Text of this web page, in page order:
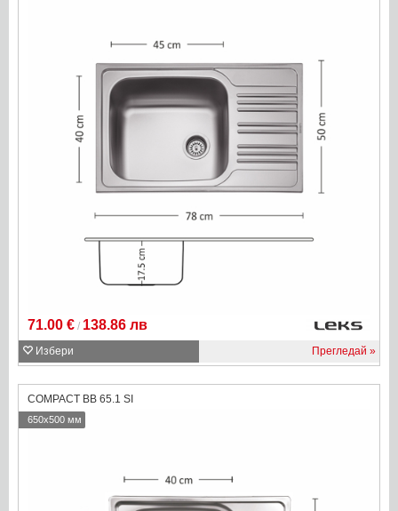
71.00 € / 138.86 лв
Избери Прегледай
COMPACT BB 65.1 SI
650x500 мм